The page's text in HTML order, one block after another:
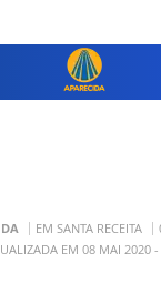
EM SANTA RECEITA
EM 08 MAI 2020 -